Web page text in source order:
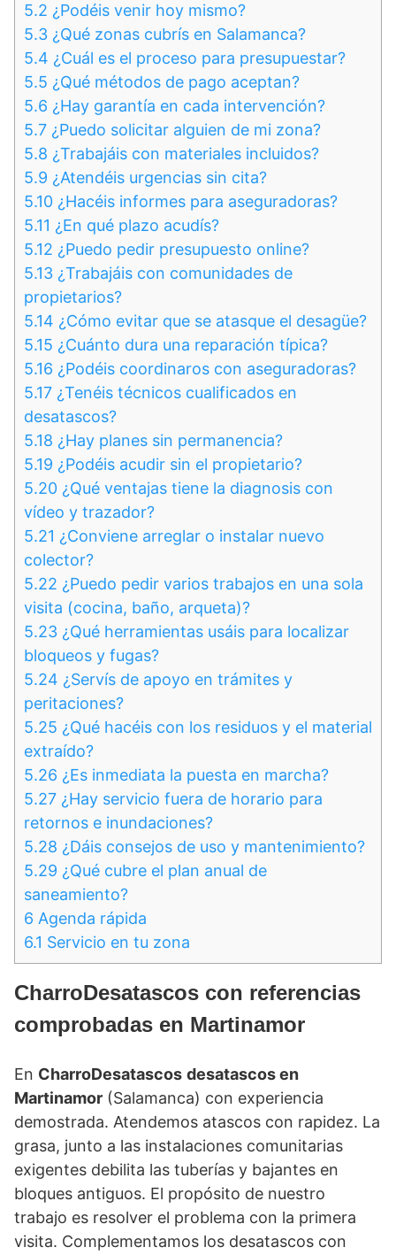
5.2 ¿Podéis venir hoy mismo?
5.3 ¿Qué zonas cubrís en Salamanca?
5.4 ¿Cuál es el proceso para presupuestar?
5.5 ¿Qué métodos de pago aceptan?
5.6 ¿Hay garantía en cada intervención?
5.7 ¿Puedo solicitar alguien de mi zona?
5.8 ¿Trabajáis con materiales incluidos?
5.9 ¿Atendéis urgencias sin cita?
5.10 ¿Hacéis informes para aseguradoras?
5.11 ¿En qué plazo acudís?
5.12 ¿Puedo pedir presupuesto online?
5.13 ¿Trabajáis con comunidades de
propietarios?
5.14 ¿Cómo evitar que se atasque el desagüe?
5.15 ¿Cuánto dura una reparación típica?
5.16 ¿Podéis coordinaros con aseguradoras?
5.17 ¿Tenéis técnicos cualificados en
desatascos?
5.18 ¿Hay planes sin permanencia?
5.19 ¿Podéis acudir sin el propietario?
5.20 ¿Qué ventajas tiene la diagnosis con
vídeo y trazador?
5.21 ¿Conviene arreglar o instalar nuevo
colector?
5.22 ¿Puedo pedir varios trabajos en una sola
visita (cocina, baño, arqueta)?
5.23 ¿Qué herramientas usáis para localizar
bloqueos y fugas?
5.24 ¿Servís de apoyo en trámites y
peritaciones?
5.25 ¿Qué hacéis con los residuos y el material
extraído?
5.26 ¿Es inmediata la puesta en marcha?
5.27 ¿Hay servicio fuera de horario para
retornos e inundaciones?
5.28 ¿Dáis consejos de uso y mantenimiento?
5.29 ¿Qué cubre el plan anual de
saneamiento?
6 Agenda rápida
6.1 Servicio en tu zona
CharroDesatascos con referencias
comprobadas en Martinamor
En CharroDesatascos desatascos en
Martinamor (Salamanca) con experiencia
demostrada. Atendemos atascos con rapidez. La
grasa, junto a las instalaciones comunitarias
exigentes debilita las tuberías y bajantes en
bloques antiguos. El propósito de nuestro
trabajo es resolver el problema con la primera
visita. Complementamos los desatascos con